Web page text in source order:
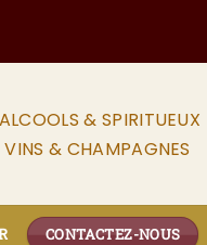
ALCOOLS & SPIRITUEUX
VINS & CHAMPAGNES
CONTACTEZ-NOUS